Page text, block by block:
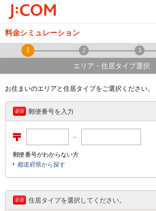
料金シミュレーション
1 2 3
エリア・住居タイプ選択
お住まいのエリアと住居タイプをご選択ください。
必須 郵便番号を入力
郵便番号がわからない方
都道府県から探す
必須 住居タイプを選択してください。